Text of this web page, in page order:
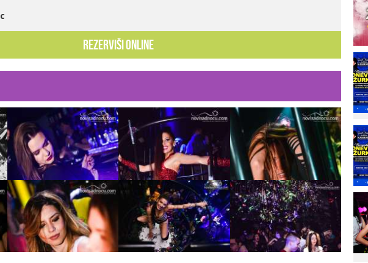
rezerviši online